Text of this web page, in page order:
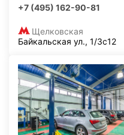
+7 (495) 162-90-81
Щелковская
Байкальская ул., 1/3с12